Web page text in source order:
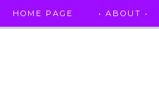
HOME PAGE • ABOUT •